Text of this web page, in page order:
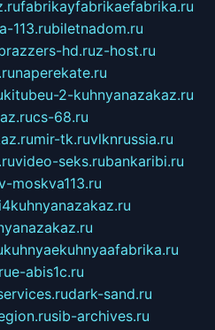
fabrikayfabrikaefabrika.ru
113.rubiletnadom.ru
hd.ruz-host.ru
naperekate.ru
kitubeu-2-kuhnyanazakaz.ru
cs-68.ru
mir-tk.ruvlknrussia.ru
video-seks.rubankaribi.ru
moskva113.ru
kuhnyaekuhnyaafabrika.ru
e-abis1c.ru
dark-sand.ru
sib-archives.ru